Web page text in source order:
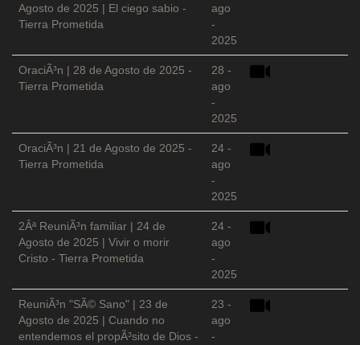
Agosto de 2025 | El ciego sabio -
Tierra Prometida
ago
-
2025
OraciÃ³n | 28 de Agosto de 2025 -
Tierra Prometida
28 -
ago
-
2025
OraciÃ³n | 21 de Agosto de 2025 -
Tierra Prometida
24 -
ago
-
2025
2Âª ReuniÃ³n familiar | 24 de
Agosto de 2025 | Vivir o morir
Cristo - Tierra Prometida
24 -
ago
-
2025
ReuniÃ³n "SÃ© Sano" | 23 de
Agosto de 2025 | Cuando no
entendemos el propÃ³sito de Dios -
23 -
ago
-